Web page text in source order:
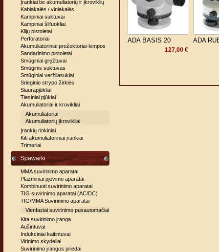
Įrankiai be akumuliatorių ir įkroviklių
Kabiakalės / viniakalės
Kampiniai suktuvai
Kampiniai šlifuokliai
Klijų pistoletai
Perforatoriai
Akumuliatoriniai prožektoriai-lempos
Sandarinimo pistoletai
Smūginiai gręžtuvai
Smūginis suktuvas
Smūginiai veržliasukiai
Srieginio strypo žirklės
Siaurapjūkliai
Tiesiniai pjūklai
Akumuliatoriai ir krovikliai
Akumuliatoriai
Akumuliatorių įkrovikliai
Įrankių rinkiniai
Kiti akumuliatoriniai įrankiai
Trimeriai
Spawarki
MMA suvirinimo aparatai
Plazminiai pjovimo aparatai
Kombinuoti suvirinimo aparatai
TIG suvirinimo aparatai (AC/DC)
TIG/MMA Suvirinimo aparatai
Vienfaziai suvirinimo pusautomačiai
Kita suvirinimo įranga
Aušintuvai
Indukciniai kaitintuvai
Virinimo skydeliai
Suvirinimo įrangos priedai
ADA BASIS 20
127,00 €
ADA